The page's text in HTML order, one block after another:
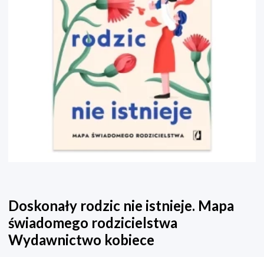
Doskonały rodzic nie istnieje. Mapa
świadomego rodzicielstwa
Wydawnictwo kobiece